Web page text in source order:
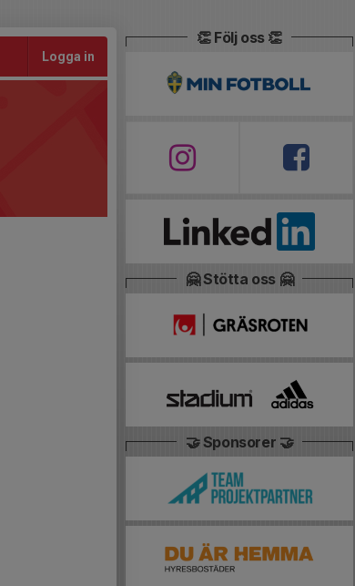
Logga in
👏 Följ oss 👏
🤗 Stötta oss 🤗
🤝 Sponsorer 🤝